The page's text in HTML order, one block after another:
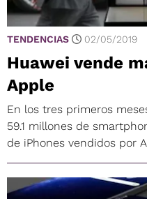
TENDENCIAS 02/05/2019
Huawei vende
Apple
En los tres primeros
59.1 millones de
de iPhones vendidos por